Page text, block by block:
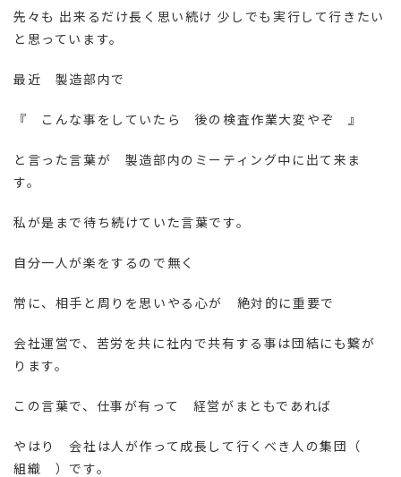
先々も 出来るだけ長く思い続け 少しでも実行して行きたい
と思っています。
最近 製造部内で
『 こんな事をしていたら 後の検査作業大変やぞ 』
と言った言葉が 製造部内のミーティング中に出て来ま
す。
私が是まで待ち続けていた言葉です。
自分一人が楽をするので無く
常に、相手と周りを思いやる心が 絶対的に重要で
会社運営で、苦労を共に社内で共有する事は団結にも繋が
ります。
この言葉で、仕事が有って 経営がまともであれば
やはり 会社は人が作って成長して行くべき人の集団（
組織 ）です。